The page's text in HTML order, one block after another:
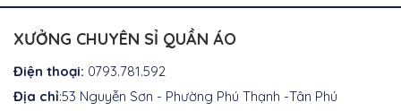
XƯỞNG CHUYÊN SỈ QUẦN ÁO
Điện thoại: 0793.781.592
Địa chỉ:53 Nguyễn Sơn - Phường Phú Thạnh -Tân Phú